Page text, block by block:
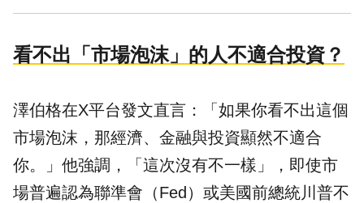
看不出「市場泡沫」的人不適合投資？
澤伯格在X平台發文直言：「如果你看不出這個
市場泡沫，那經濟、金融與投資顯然不適合
你。」他強調，「這次沒有不一樣」，即使市
場普遍認為聯準會（Fed）或美國前總統川普不